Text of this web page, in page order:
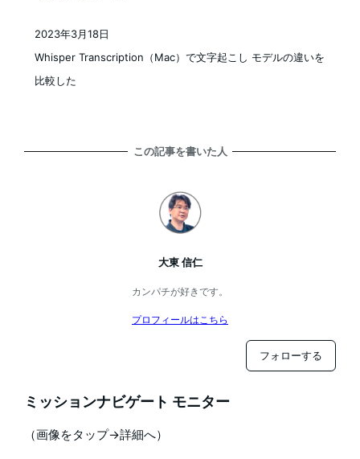
Whisper Transcription（Mac）で文字起こし モデルの違いを
比較した
2023年3月18日
この記事を書いた人
大東 信仁
カンパチが好きです。
プロフィールはこちら
フォローする
ミッションナビゲート モニター
（画像をタップ→詳細へ）